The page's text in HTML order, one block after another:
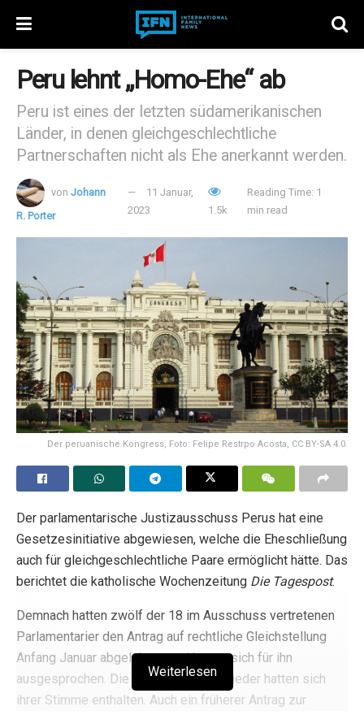
Peru lehnt „Homo-Ehe“ ab
Peru ist eines der letzten südamerikanischen
Länder, in denen gleichgeschlechtliche
Partnerschaften nicht als Ehe anerkannt werden.
von Johann
R. Porter
11 Januar,
2023
1.5k
Reading Time: 1
min read
Der peruanische Kongress, Foto: Felipe Restrpo Acosta, CC BY-SA 4.0.
Der parlamentarische Justizausschuss Perus hat eine
Gesetzesinitiative abgewiesen, welche die Eheschließung
auch für gleichgeschlechtliche Paare ermöglicht hätte. Das
berichtet die katholische Wochenzeitung Die Tagespost.
Demnach hatten zwölf der 18 im Ausschuss vertretenen
Parlamentarier den Antrag auf rechtliche Gleichstellung
Anfang Januar abgelehnt, zwei hatten sich für ihn
ausgesprochen. Die übrigen vier Mitglieder hatten sich
ihrer Stimme enthalten. Auch ein früherer Antrag zur
Weiterlesen